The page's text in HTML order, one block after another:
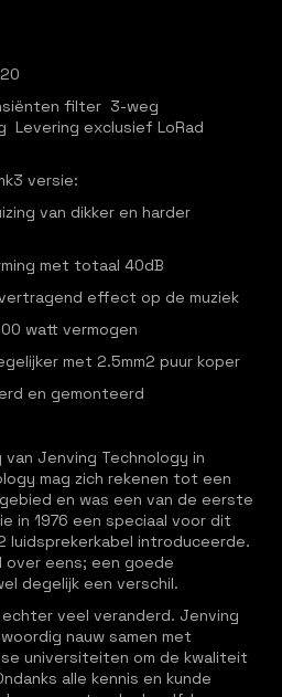
filter 3-weg
Levering exclusief LoRad
versie:
van dikker en harder
met totaal 40dB
effect op de muziek
watt vermogen
met 2.5mm2 puur koper
en gemonteerd
Jenving Technology in
mag zich rekenen tot een
en was een van de eerste
in 1976 een speciaal voor dit
luidsprekerkabel introduceerde.
over eens; een goede
degelijk een verschil.
veel veranderd. Jenving
nauw samen met
universiteiten om de kwaliteit
alle kennis en kunde